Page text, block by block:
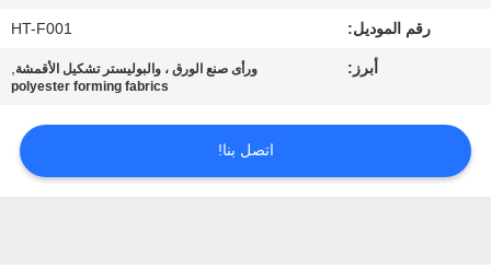
اطلب
اقتباس
رقم الموديل: HT-F001
أبرز: ورأى صنع الورق ، والبوليستر تشكيل الأقمشة,
polyester forming fabrics
اتصل بنا!